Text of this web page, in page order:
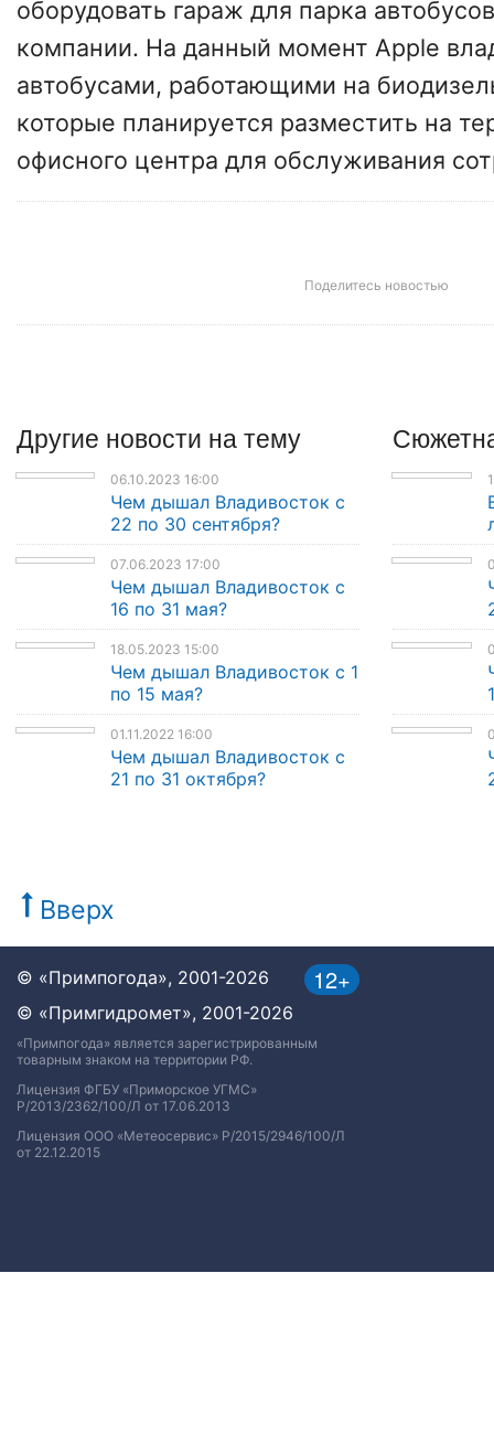
оборудовать гараж для парка
компании. На данный момент Apple
автобусами, работающими на
которые планируется разместить на
офисного центра для обслуживания
Поделитесь новостью
Другие новости на тему
06.10.2023 16:00
Чем дышал Владивосток с
22 по 30 сентября?
07.06.2023 17:00
Чем дышал Владивосток с
16 по 31 мая?
18.05.2023 15:00
Чем дышал Владивосток с 1
по 15 мая?
01.11.2022 16:00
Чем дышал Владивосток с
21 по 31 октября?
Вверх
12+
© «Примпогода», 2001-2026
© «Примгидромет», 2001-2026
«Примпогода» является зарегистрированным
товарным знаком на территории РФ.
Лицензия ФГБУ «Приморское УГМС»
Р/2013/2362/100/Л от 17.06.2013
Лицензия ООО «Метеосервис» Р/2015/2946/100/Л
от 22.12.2015